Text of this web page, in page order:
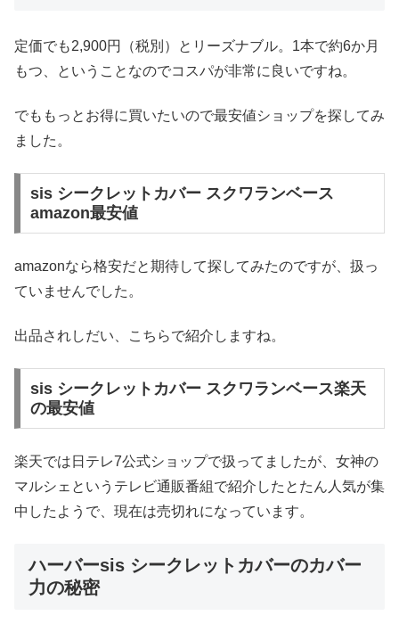
定価でも2,900円（税別）とリーズナブル。1本で約6か月
もつ、ということなのでコスパが非常に良いですね。
でももっとお得に買いたいので最安値ショップを探してみ
ました。
sis シークレットカバー スクワランベース
amazon最安値
amazonなら格安だと期待して探してみたのですが、扱っ
ていませんでした。
出品されしだい、こちらで紹介しますね。
sis シークレットカバー スクワランベース楽天
の最安値
楽天では日テレ7公式ショップで扱ってましたが、女神の
マルシェというテレビ通販番組で紹介したとたん人気が集
中したようで、現在は売切れになっています。
ハーバーsis シークレットカバーのカバー
力の秘密